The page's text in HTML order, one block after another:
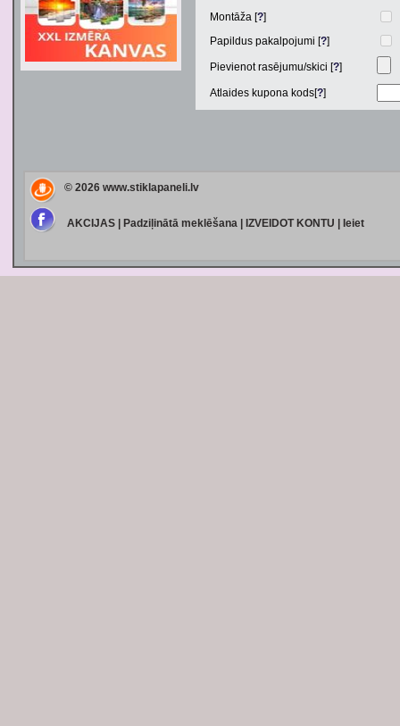
Montāža [?]
Papildus pakalpojumi [?]
Pievienot rasējumu/skici [?]
Atlaides kupona kods[?]
© 2026 www.stiklapaneli.lv
AKCIJAS| Padziļinātā meklēšana| IZVEIDOT KONTU Ieiet